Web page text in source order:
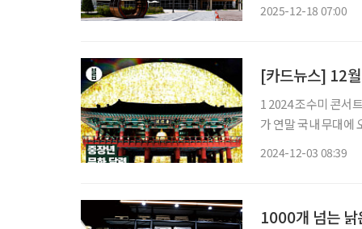
2025-12-18 07:00
[카드뉴스] 12
1 2024 조수미 콘서
가 연말 국내 무대에
2024-12-03 08:39
1000개 넘는 낡